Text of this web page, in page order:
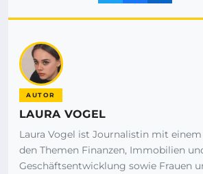
AUTOR
LAURA VOGEL
Laura Vogel ist Journalistin mit
den Themen Finanzen, Immobilien
Geschäftsentwicklung sowie Frauen